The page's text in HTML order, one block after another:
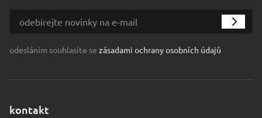
odesláním souhlasíte se zásadami ochrany osobních údajů
kontakt